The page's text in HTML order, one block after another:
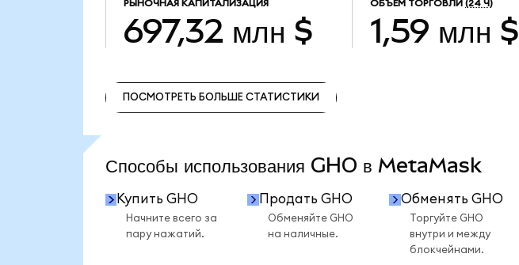
РЫНОЧНАЯ КАПИТАЛИЗАЦИЯ
697,32 млн $
ОБЪЕМ ТОРГОВЛИ (24 Ч)
1,59 млн $
ПОСМОТРЕТЬ БОЛЬШЕ СТАТИСТИКИ
Способы использования GHO в MetaMask
Купить GHO
Начните всего за
пару нажатий.
Продать GHO
Обменяйте GHO
на наличные.
Обменять GHO
Торгуйте GHO
внутри и между
блокчейнами.